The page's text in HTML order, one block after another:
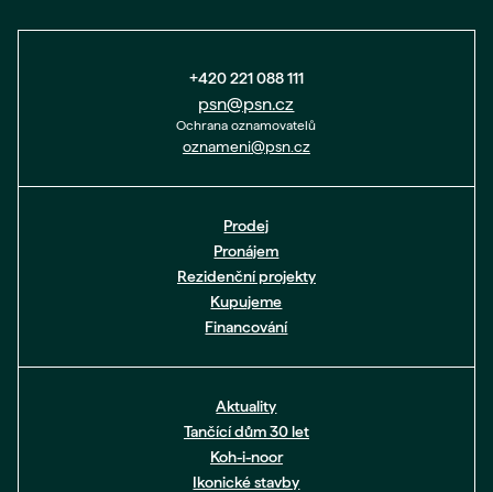
+420 221 088 111
psn@psn.cz
Ochrana oznamovatelů
oznameni@psn.cz
Prodej
Pronájem
Rezidenční projekty
Kupujeme
Financování
Aktuality
Tančící dům 30 let
Koh-i-noor
Ikonické stavby